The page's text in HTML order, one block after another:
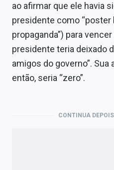
ao afirmar que ele havia
presidente como “poster
propaganda”) para
presidente teria deixado
amigos do governo”.
então, seria “zero”.
CONTINUA